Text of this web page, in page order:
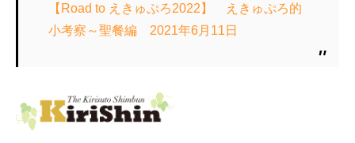
【Road to えきゅぷろ2022】 えきゅぷろ的
小考察～聖餐編 2021年6月11日